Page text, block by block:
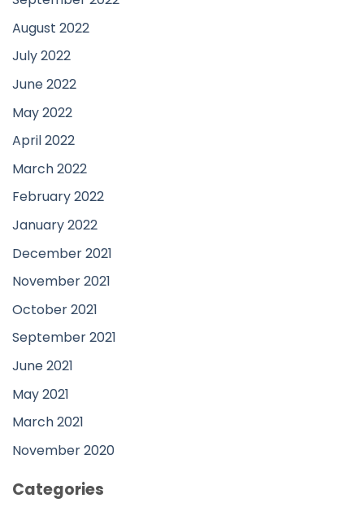
August 2022
July 2022
June 2022
May 2022
April 2022
March 2022
February 2022
January 2022
December 2021
November 2021
October 2021
September 2021
June 2021
May 2021
March 2021
November 2020
Categories